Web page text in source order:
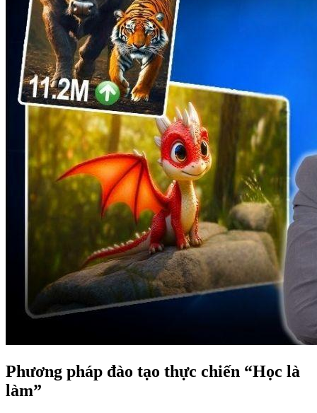
Phương pháp đào tạo thực chiến “Học là
làm”